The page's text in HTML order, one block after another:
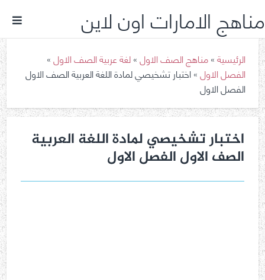
مناهج الامارات اون لاين
الرئيسية»مناهج الصف الاول»لغة عربية الصف الاول»
الفصل الاول»اختبار تشخيصي لمادة اللغة العربية الصف الاول
الفصل الاول
اختبار تشخيصي لمادة اللغة العربية
الصف الاول الفصل الاول